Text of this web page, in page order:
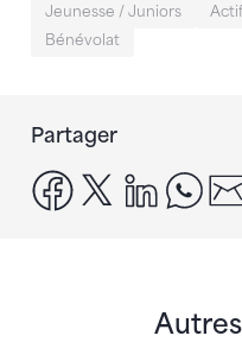
Jeunesse / Juniors
Bénévolat
Partager
facebook
x linkedin